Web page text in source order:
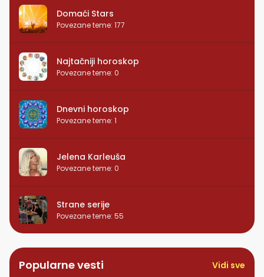
Domaći Stars
Povezane teme: 177
Najtačniji horoskop
Povezane teme: 0
Dnevni horoskop
Povezane teme: 1
Jelena Karleuša
Povezane teme: 0
Strane serije
Povezane teme: 55
Popularne vesti Vidi sve